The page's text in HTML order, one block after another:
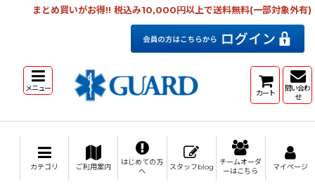
まとめ買いがお得!! 税込み10,000円以上で送料無料(一部対象外有)
メニュー カート
問い合わ
せ
カテゴリ ご利用案内
はじめての方
へ
スタッフblog
チームオーダ
ーはこちら
マイページ